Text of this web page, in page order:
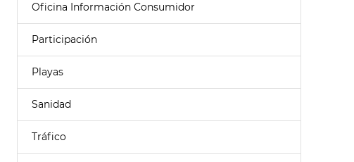
Oficina Información Consumidor
Participación
Playas
Sanidad
Tráfico